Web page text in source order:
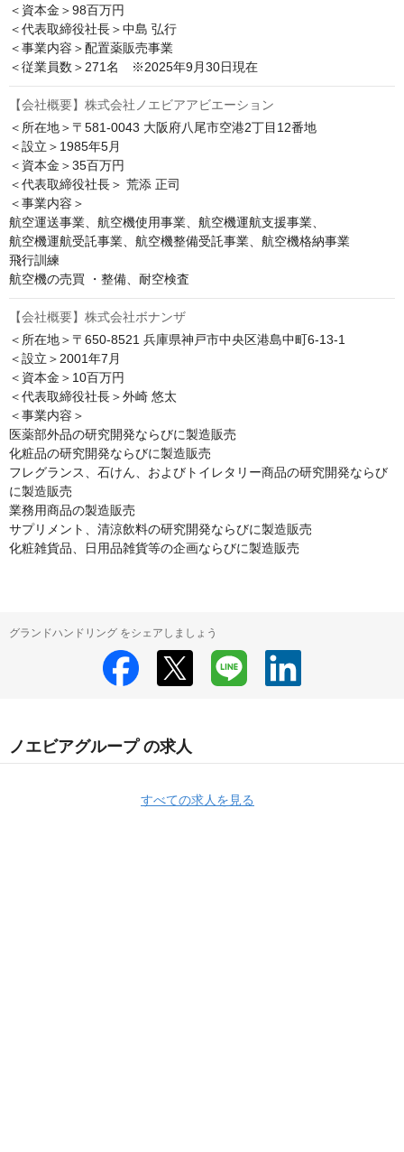
＜資本金＞98百万円
＜代表取締役社長＞中島 弘行
＜事業内容＞配置薬販売事業
【会社概要】株式会社ノエビアアビエーション
＜所在地＞〒581-0043 大阪府八尾市空港2丁目12番地
＜設立＞1985年5月
＜資本金＞35百万円
＜代表取締役社長＞ 荒添 正司
＜事業内容＞
航空運送事業、航空機使用事業、航空機運航支援事業、
航空機運航受託事業、航空機整備受託事業、航空機格納事業
飛行訓練
航空機の売買 ・整備、耐空検査
【会社概要】株式会社ボナンザ
＜所在地＞〒650-8521 兵庫県神戸市中央区港島中町6-13-1
＜設立＞2001年7月
＜資本金＞10百万円
＜代表取締役社長＞外崎 悠太
＜事業内容＞
医薬部外品の研究開発ならびに製造販売
化粧品の研究開発ならびに製造販売
フレグランス、石けん、およびトイレタリー商品の研究開発ならび
に製造販売
業務用商品の製造販売
サプリメント、清涼飲料の研究開発ならびに製造販売
化粧雑貨品、日用品雑貨等の企画ならびに製造販売
グランドハンドリング をシェアしましょう
ノエビアグループ の求人
すべての求人を見る